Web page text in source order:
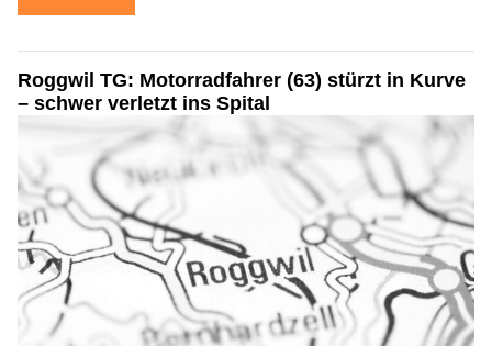
Roggwil TG: Motorradfahrer (63) stürzt in Kurve
– schwer verletzt ins Spital